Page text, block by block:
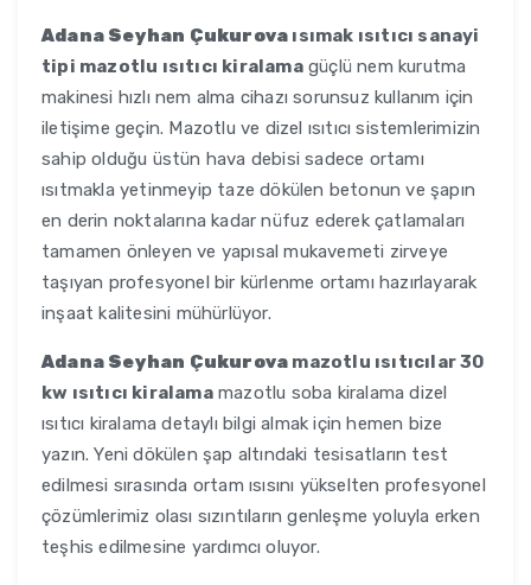
Adana Seyhan Çukurova ısımak ısıtıcı sanayi
tipi mazotlu ısıtıcı kiralamagüçlü nem kurutma
makinesi hızlı nem alma cihazı sorunsuz kullanım için
iletişime geçin. Mazotlu ve dizel ısıtıcı sistemlerimizin
sahip olduğu üstün hava debisi sadece ortamı
ısıtmakla yetinmeyip taze dökülen betonun ve şapın
en derin noktalarına kadar nüfuz ederek çatlamaları
tamamen önleyen ve yapısal mukavemeti zirveye
taşıyan profesyonel bir kürlenme ortamı hazırlayarak
inşaat kalitesini mühürlüyor.
Adana Seyhan Çukurova mazotlu ısıtıcılar 30
kw ısıtıcı kiralamamazotlu soba kiralama dizel
ısıtıcı kiralama detaylı bilgi almak için hemen bize
yazın. Yeni dökülen şap altındaki tesisatların test
edilmesi sırasında ortam ısısını yükselten profesyonel
çözümlerimiz olası sızıntıların genleşme yoluyla erken
teşhis edilmesine yardımcı oluyor.